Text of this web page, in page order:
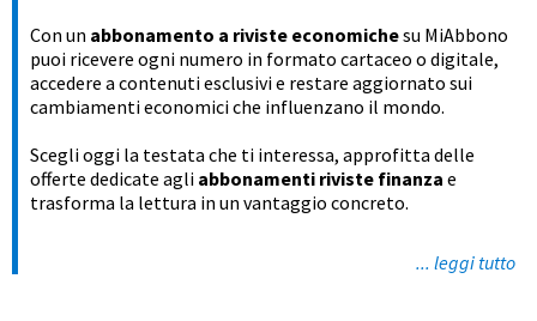
Con un abbonamento a riviste economichesu MiAbbono
puoi ricevere ogni numero in formato cartaceo o digitale,
accedere a contenuti esclusivi e restare aggiornato sui
cambiamenti economici che influenzano il mondo.
Scegli oggi la testata che ti interessa, approfitta delle
offerte dedicate agli abbonamenti riviste finanza e
trasforma la lettura in un vantaggio concreto.
... leggi tutto